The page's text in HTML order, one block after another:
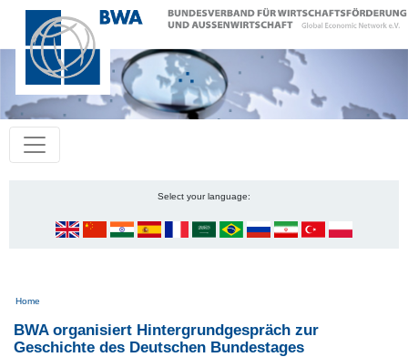
Select your language:
Pfadnavigation
Home
BWA organisiert Hintergrundgespräch zur
Geschichte des Deutschen Bundestages